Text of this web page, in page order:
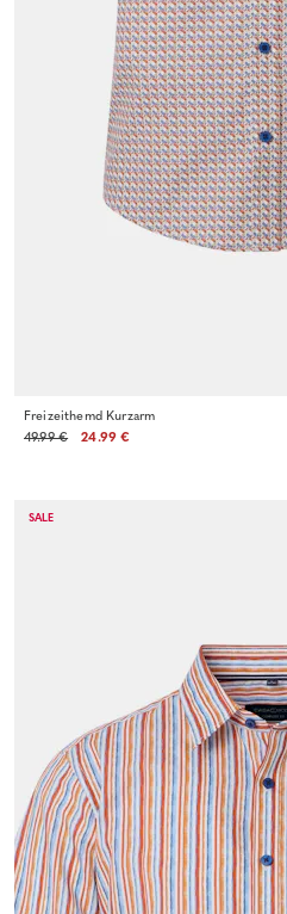
Freizeithemd Kurzarm
49.99 €
24.99 €
SALE